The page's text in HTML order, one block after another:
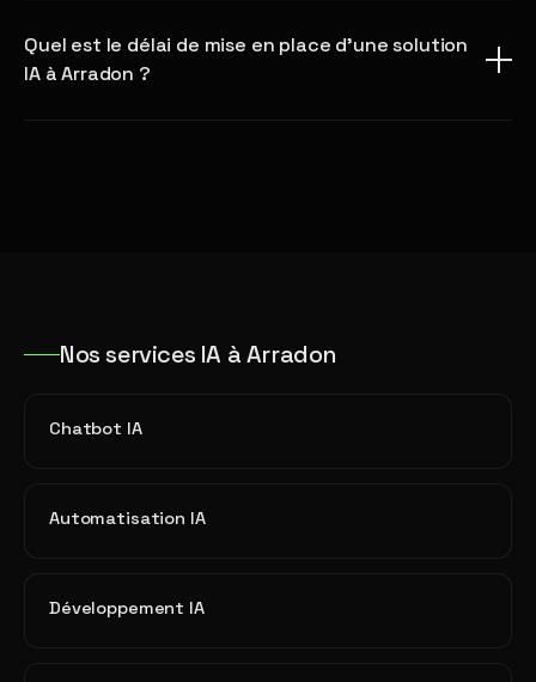
Quel est le délai de mise en place d'une solution
IA à Arradon ?
Nos services IA à Arradon
Chatbot IA
Automatisation IA
Développement IA